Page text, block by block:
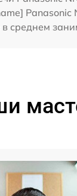
Panasonic
в среднем